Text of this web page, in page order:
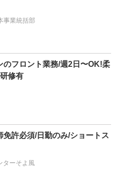
事業統括部
フロント業務/週2⽇〜OK!柔
修有
免許必須/日勤のみ/ショートス
ターそよ風